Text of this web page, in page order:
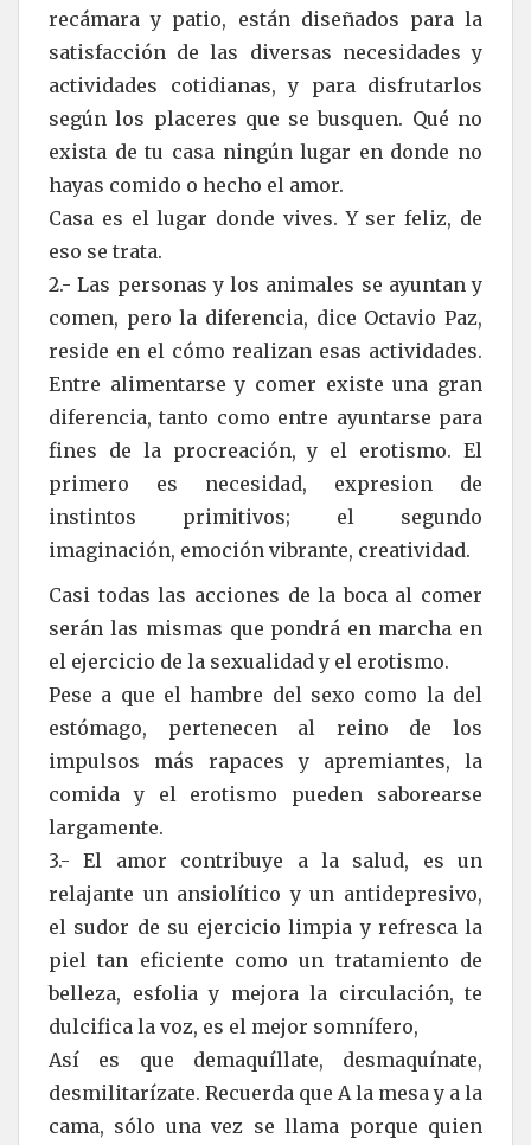
recámara y patio, están diseñados para la
satisfacción de las diversas necesidades y
actividades cotidianas, y para disfrutarlos
según los placeres que se busquen. Qué no
exista de tu casa ningún lugar en donde no
hayas comido o hecho el amor.
Casa es el lugar donde vives. Y ser feliz, de
eso se trata.
2.- Las personas y los animales se ayuntan y
comen, pero la diferencia, dice Octavio Paz,
reside en el cómo realizan esas actividades.
Entre alimentarse y comer existe una gran
diferencia, tanto como entre ayuntarse para
fines de la procreación, y el erotismo. El
primero es necesidad, expresion de
instintos primitivos; el segundo
imaginación, emoción vibrante, creatividad.
Casi todas las acciones de la boca al comer
serán las mismas que pondrá en marcha en
el ejercicio de la sexualidad y el erotismo.
Pese a que el hambre del sexo como la del
estómago, pertenecen al reino de los
impulsos más rapaces y apremiantes, la
comida y el erotismo pueden saborearse
largamente.
3.- El amor contribuye a la salud, es un
relajante un ansiolítico y un antidepresivo,
el sudor de su ejercicio limpia y refresca la
piel tan eficiente como un tratamiento de
belleza, esfolia y mejora la circulación, te
dulcifica la voz, es el mejor somnífero,
Así es que demaquíllate, desmaquínate,
desmilitarízate. Recuerda que A la mesa y a la
cama, sólo una vez se llama porque quien